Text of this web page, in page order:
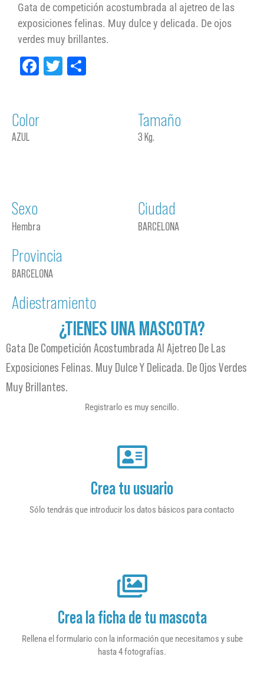
Gata de competición acostumbrada al ajetreo de las
exposiciones felinas. Muy dulce y delicada. De ojos
verdes muy brillantes.
Facebook
Twitter
Color
AZUL
Tamaño
3 Kg.
Sexo
Hembra
Ciudad
BARCELONA
Provincia
BARCELONA
Adiestramiento
¿TIENES UNA MASCOTA?
Gata De Competición Acostumbrada Al Ajetreo De Las
Exposiciones Felinas. Muy Dulce Y Delicada. De Ojos Verdes
Muy Brillantes.
Registrarlo es muy sencillo.
Crea tu usuario
Sólo tendrás que introducir los datos básicos para contacto
Crea la ficha de tu mascota
Rellena el formulario con la información que necesitamos y sube
hasta 4 fotografías.